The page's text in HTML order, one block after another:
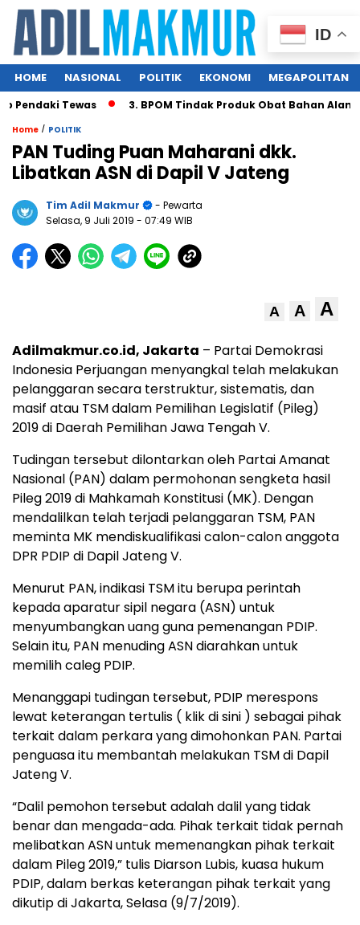
HOME NASIONAL POLITIK EKONOMI MEGAPOLITAN
Tewas 3. BPOM Tindak Produk Obat Bahan Alam
Home / POLITIK
PAN Tuding Puan Maharani dkk.
Libatkan ASN di Dapil V Jateng
Tim Adil Makmur
- Pewarta
Selasa, 9 Juli 2019 - 07:49 WIB
A A A
Adilmakmur.co.id, Jakarta – Partai Demokrasi
Indonesia Perjuangan menyangkal telah melakukan
pelanggaran secara terstruktur, sistematis, dan
masif atau TSM dalam Pemilihan Legislatif (Pileg)
2019 di Daerah Pemilihan Jawa Tengah V.
Tudingan tersebut dilontarkan oleh Partai Amanat
Nasional (PAN) dalam permohonan sengketa hasil
Pileg 2019 di Mahkamah Konstitusi (MK). Dengan
mendalilkan telah terjadi pelanggaran TSM, PAN
meminta MK mendiskualifikasi calon-calon anggota
DPR PDIP di Dapil Jateng V.
Menurut PAN, indikasi TSM itu berupa perintah
kepada aparatur sipil negara (ASN) untuk
menyumbangkan uang guna pemenangan PDIP.
Selain itu, PAN menuding ASN diarahkan untuk
memilih caleg PDIP.
Menanggapi tudingan tersebut, PDIP merespons
lewat keterangan tertulis ( klik di sini ) sebagai pihak
terkait dalam perkara yang dimohonkan PAN. Partai
penguasa itu membantah melakukan TSM di Dapil
Jateng V.
“Dalil pemohon tersebut adalah dalil yang tidak
benar dan mengada-ada. Pihak terkait tidak pernah
melibatkan ASN untuk memenangkan pihak terkait
dalam Pileg 2019,” tulis Diarson Lubis, kuasa hukum
PDIP, dalam berkas keterangan pihak terkait yang
dikutip di Jakarta, Selasa (9/7/2019).
ID